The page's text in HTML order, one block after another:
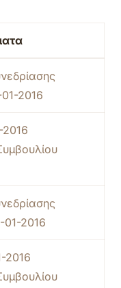
2016
2016
2016